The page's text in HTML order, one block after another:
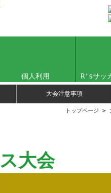
個人利用 R'sサッ
大会注意事項
トップページ >
大会